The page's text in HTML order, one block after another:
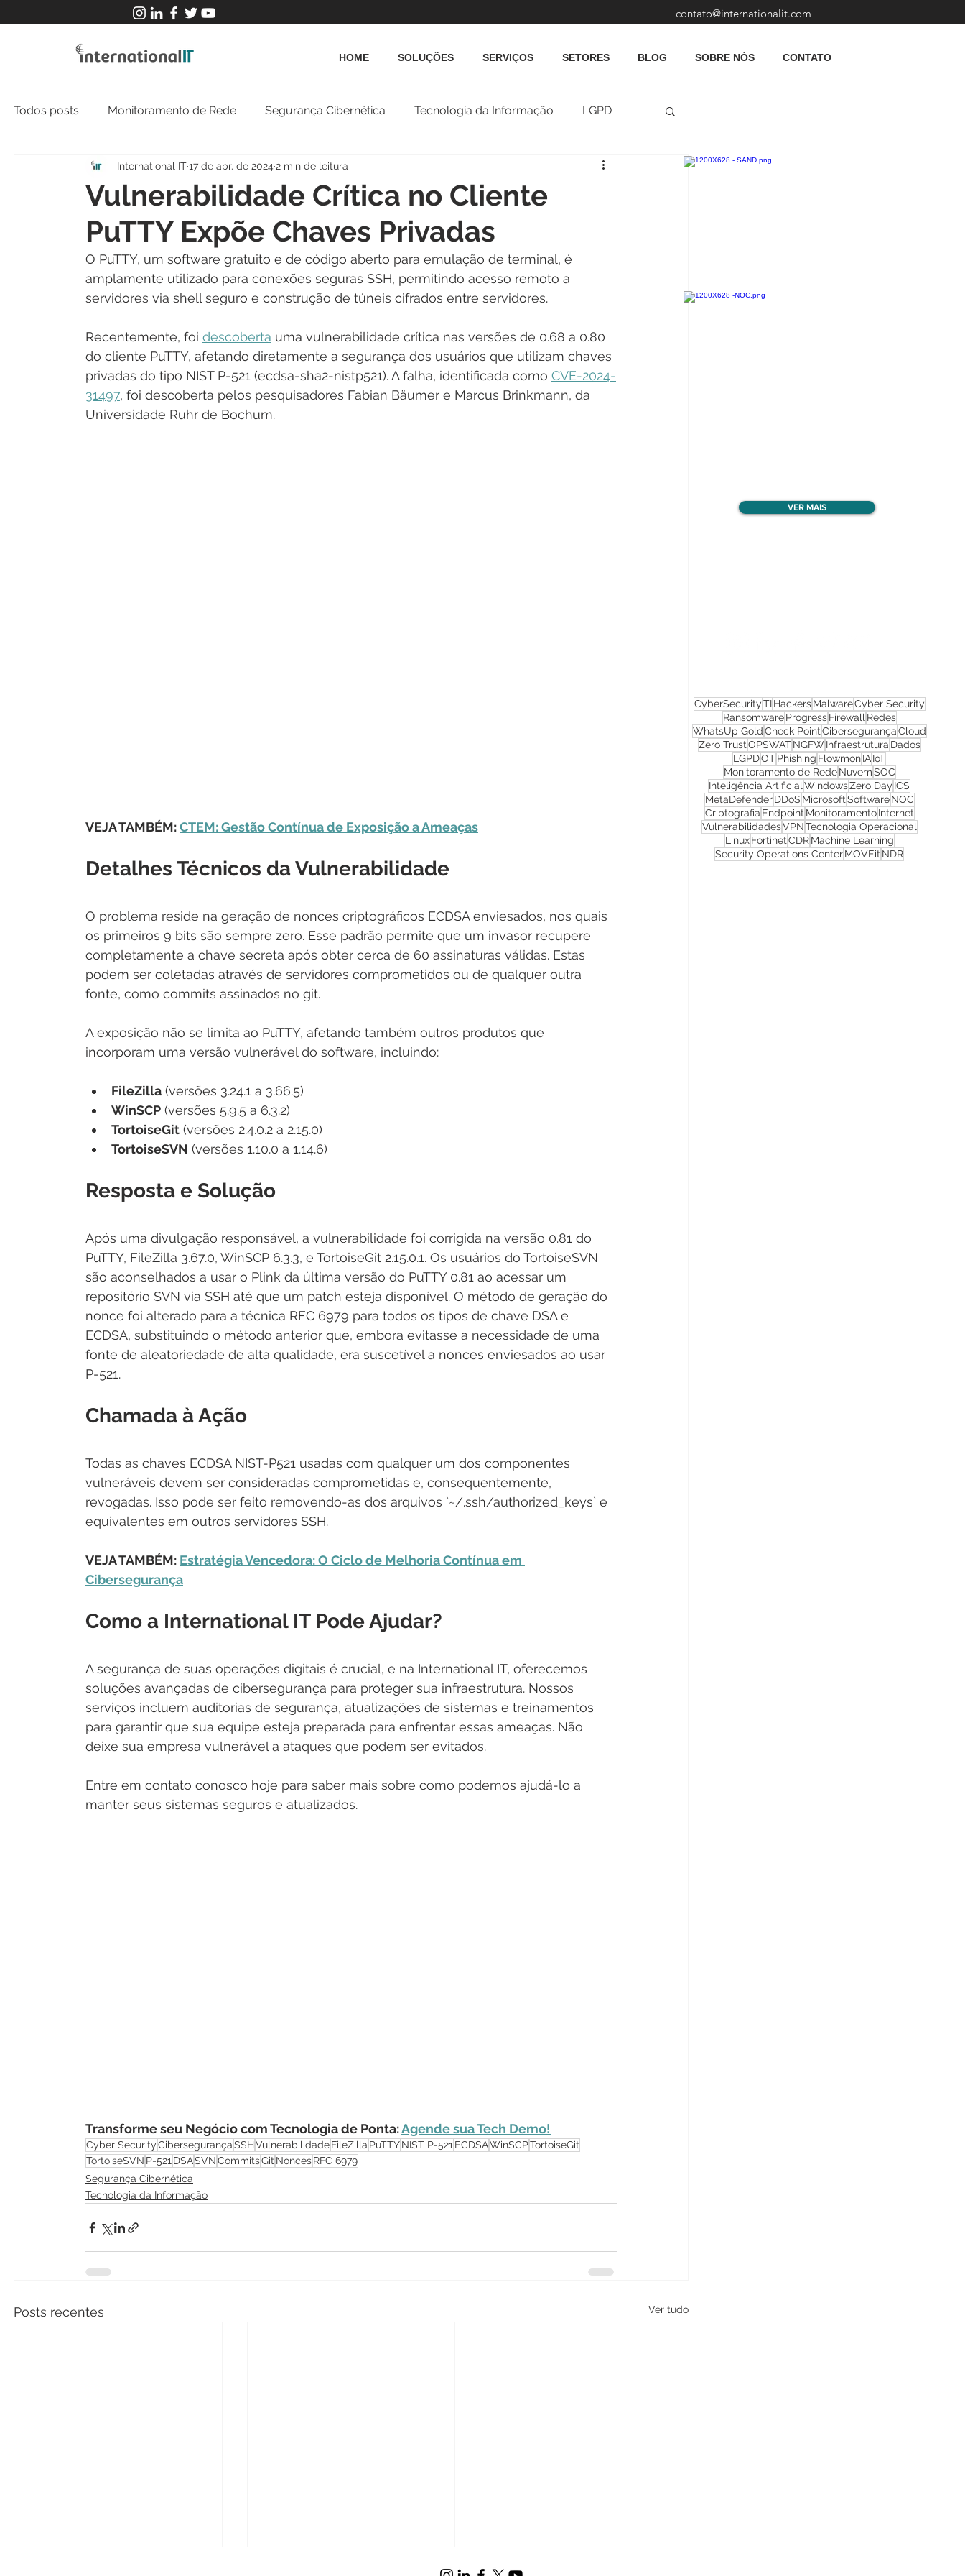
contato@internationalit.com
HOME SOLUÇÕES SERVIÇOS SETORES BLOG SOBRE NÓS CONTATO
Todos posts Monitoramento de Rede Segurança Cibernética Tecnologia da Informação LGPD
NOC Tecnologia Operacional
Vulnerabilidade Crítica no Cliente
PuTTY Expõe Chaves Privadas
International IT17 de abr. de 2024 2 min de leitura
O PuTTY, um software gratuito e de código aberto para emulação de terminal, é
amplamente utilizado para conexões seguras SSH, permitindo acesso remoto a
servidores via shell seguro e construção de túneis cifrados entre servidores.
Recentemente, foi descoberta uma vulnerabilidade crítica nas versões de 0.68 a 0.80
do cliente PuTTY, afetando diretamente a segurança dos usuários que utilizam chaves
privadas do tipo NIST P-521 (ecdsa-sha2-nistp521). A falha, identificada como CVE-2024-
31497, foi descoberta pelos pesquisadores Fabian Bäumer e Marcus Brinkmann, da
Universidade Ruhr de Bochum.
VEJA TAMBÉM: CTEM: Gestão Contínua de Exposição a Ameaças
Detalhes Técnicos da Vulnerabilidade
O problema reside na geração de nonces criptográficos ECDSA enviesados, nos quais
os primeiros 9 bits são sempre zero. Esse padrão permite que um invasor recupere
completamente a chave secreta após obter cerca de 60 assinaturas válidas. Estas
podem ser coletadas através de servidores comprometidos ou de qualquer outra
fonte, como commits assinados no git.
A exposição não se limita ao PuTTY, afetando também outros produtos que
incorporam uma versão vulnerável do software, incluindo:
FileZilla (versões 3.24.1 a 3.66.5)
WinSCP (versões 5.9.5 a 6.3.2)
TortoiseGit (versões 2.4.0.2 a 2.15.0)
TortoiseSVN (versões 1.10.0 a 1.14.6)
Resposta e Solução
Após uma divulgação responsável, a vulnerabilidade foi corrigida na versão 0.81 do
PuTTY, FileZilla 3.67.0, WinSCP 6.3.3, e TortoiseGit 2.15.0.1. Os usuários do TortoiseSVN
são aconselhados a usar o Plink da última versão do PuTTY 0.81 ao acessar um
repositório SVN via SSH até que um patch esteja disponível. O método de geração do
nonce foi alterado para a técnica RFC 6979 para todos os tipos de chave DSA e
ECDSA, substituindo o método anterior que, embora evitasse a necessidade de uma
fonte de aleatoriedade de alta qualidade, era suscetível a nonces enviesados ao usar
P-521.
Chamada à Ação
Todas as chaves ECDSA NIST-P521 usadas com qualquer um dos componentes
vulneráveis devem ser consideradas comprometidas e, consequentemente,
revogadas. Isso pode ser feito removendo-as dos arquivos `~/.ssh/authorized_keys` e
equivalentes em outros servidores SSH.
VEJA TAMBÉM: Estratégia Vencedora: O Ciclo de Melhoria Contínua em
Cibersegurança
Como a International IT Pode Ajudar?
A segurança de suas operações digitais é crucial, e na International IT, oferecemos
soluções avançadas de cibersegurança para proteger sua infraestrutura. Nossos
serviços incluem auditorias de segurança, atualizações de sistemas e treinamentos
para garantir que sua equipe esteja preparada para enfrentar essas ameaças. Não
deixe sua empresa vulnerável a ataques que podem ser evitados.
Entre em contato conosco hoje para saber mais sobre como podemos ajudá-lo a
manter seus sistemas seguros e atualizados.
Transforme seu Negócio com Tecnologia de Ponta: Agende sua Tech Demo!
Cyber SecurityCibersegurançaSSHVulnerabilidadeFileZilla PuTTYNIST P-521ECDSAWinSCPTortoiseGit
TortoiseSVN P-521DSASVNCommitsGitNoncesRFC 6979
Segurança Cibernética
Tecnologia da Informação
Posts recentes Ver tudo
CyberSecurityTI Hackers MalwareCyber Security
Ransomware Progress Firewall Redes
WhatsUp GoldCheck PointCibersegurançaCloud
Zero TrustOPSWAT NGFW Infraestrutura Dados
LGPDOTPhishing FlowmonIAIoT
Monitoramento de Rede NuvemSOC
Inteligência Artificial WindowsZero Day ICS
MetaDefender DDoS MicrosoftSoftware NOC
Criptografia Endpoint Monitoramento Internet
VulnerabilidadesVPNTecnologia Operacional
Linux FortinetCDR Machine Learning
Security Operations CenterMOVEit NDR
VER MAIS